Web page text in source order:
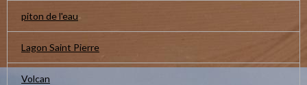
piton de l'eau
Lagon Saint Pierre
Volcan